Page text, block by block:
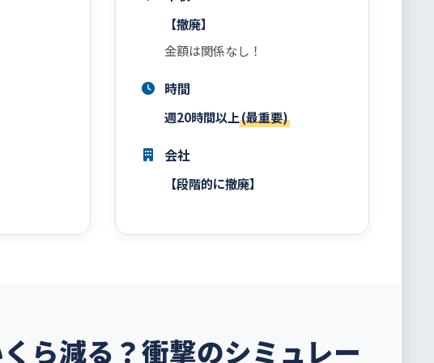
【撤廃】
金額は関係なし！
時間
週20時間以上(最重要)
会社
【段階的に撤廃】
ら減る？衝撃のシミュレー